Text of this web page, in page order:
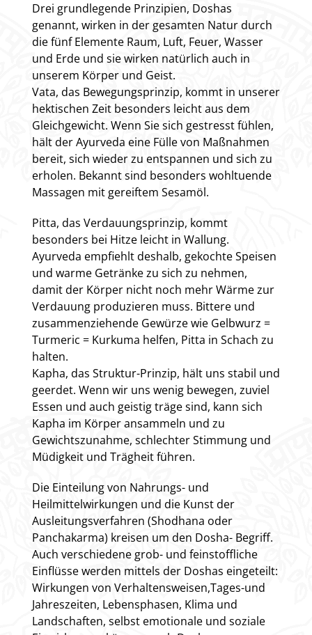
Drei grundlegende Prinzipien, Doshas
genannt, wirken in der gesamten Natur durch
die fünf Elemente Raum, Luft, Feuer, Wasser
und Erde und sie wirken natürlich auch in
unserem Körper und Geist.
Vata, das Bewegungsprinzip, kommt in unserer
hektischen Zeit besonders leicht aus dem
Gleichgewicht. Wenn Sie sich gestresst fühlen,
hält der Ayurveda eine Fülle von Maßnahmen
bereit, sich wieder zu entspannen und sich zu
erholen. Bekannt sind besonders wohltuende
Massagen mit gereiftem Sesamöl.
Pitta, das Verdauungsprinzip, kommt
besonders bei Hitze leicht in Wallung.
Ayurveda empfiehlt deshalb, gekochte Speisen
und warme Getränke zu sich zu nehmen,
damit der Körper nicht noch mehr Wärme zur
Verdauung produzieren muss. Bittere und
zusammenziehende Gewürze wie Gelbwurz =
Turmeric = Kurkuma helfen, Pitta in Schach zu
halten.
Kapha, das Struktur-Prinzip, hält uns stabil und
geerdet. Wenn wir uns wenig bewegen, zuviel
Essen und auch geistig träge sind, kann sich
Kapha im Körper ansammeln und zu
Gewichtszunahme, schlechter Stimmung und
Müdigkeit und Trägheit führen.
Die Einteilung von Nahrungs- und
Heilmittelwirkungen und die Kunst der
Ausleitungsverfahren (Shodhana oder
Panchakarma) kreisen um den Dosha- Begriff.
Auch verschiedene grob- und feinstoffliche
Einflüsse werden mittels der Doshas eingeteilt:
Wirkungen von Verhaltensweisen,Tages-und
Jahreszeiten, Lebensphasen, Klima und
Landschaften, selbst emotionale und soziale